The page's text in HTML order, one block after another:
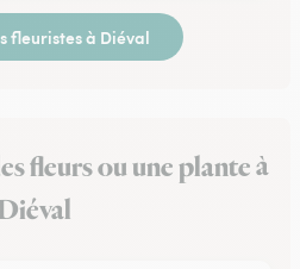
fleuristes à Diéval
fleurs ou une plante à